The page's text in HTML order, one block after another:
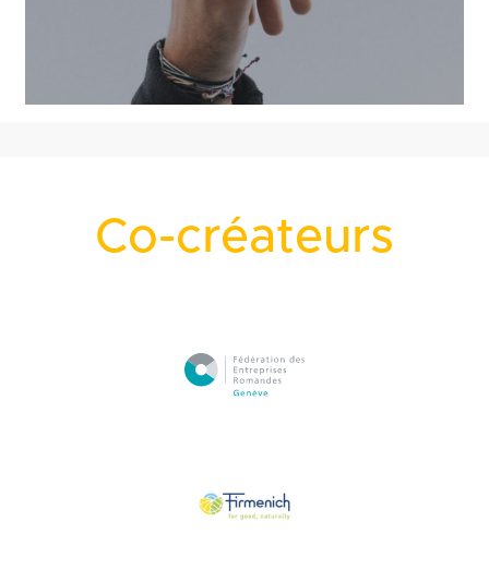
compétences
Co-créateurs